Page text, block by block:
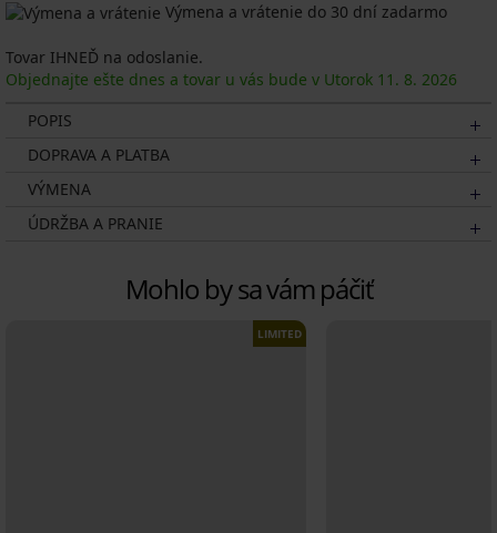
Výmena a vrátenie do 30 dní zadarmo
Tovar IHNEĎ na odoslanie.
Objednajte ešte dnes a tovar u vás bude v Utorok 11. 8. 2026
POPIS
DOPRAVA A PLATBA
VÝMENA
ÚDRŽBA A PRANIE
Mohlo by sa vám páčiť
LIMITED